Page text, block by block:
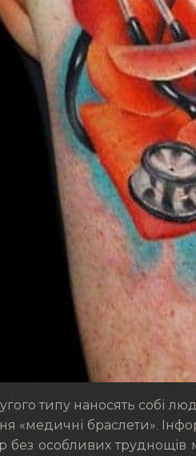
типу наносять собі
«медичні браслети».
без особливих труднощів